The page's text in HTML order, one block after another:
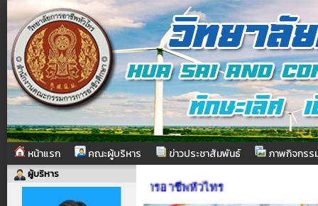
หน้าแรก คณะผู้บริหาร ข่าวประชาสัมพันธ์ ภาพกิจกรร
ผู้บริหาร
บเข้าสู่เว็บไซต์ วิทยาลัยการอาชีพหัวไทร